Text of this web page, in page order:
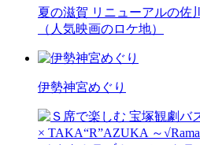
夏の滋賀 リニューアルの佐
（人気映画のロケ地）
伊勢神宮めぐり